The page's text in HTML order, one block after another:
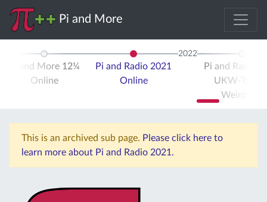
Pi and More
Pi and More 12¼
Online
Pi and Radio 2021
Online
2022
Pi and Radio
UKW-
Weinheim
This is an archived sub page. Please click here to
learn more about Pi and Radio 2021.